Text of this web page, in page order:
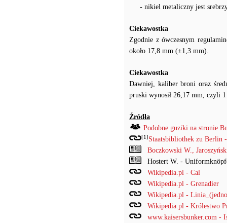
- nikiel metaliczny jest
Ciekawostka
Zgodnie z ówczesnym
około 17,8 mm (±1,3 mm).
Ciekawostka
Dawniej, kaliber broni oraz
pruski wynosił 26,17 mm, czyli
Źródła
Podobne guziki na stronie
[1] Staatsbibliothek zu Berlin
Boczkowski W.,
Hostert W. -
Wikipedia.pl - Cal
Wikipedia.pl - Grenadier
Wikipedia.pl -
Wikipedia.pl - Królestwo
www.kaisersbunker.com -